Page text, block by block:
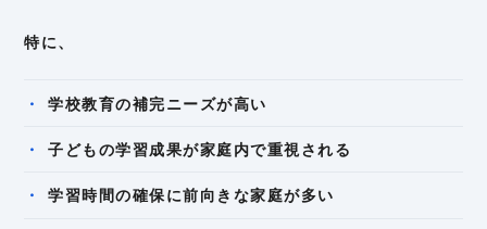
特に、
学校教育の補完ニーズが高い
子どもの学習成果が家庭内で重視される
学習時間の確保に前向きな家庭が多い